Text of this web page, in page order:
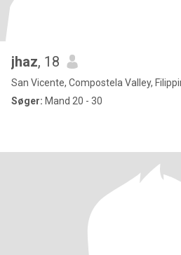
jhaz, 18
San Vicente, Compostela Valley,
Søger: Mand 20 - 30